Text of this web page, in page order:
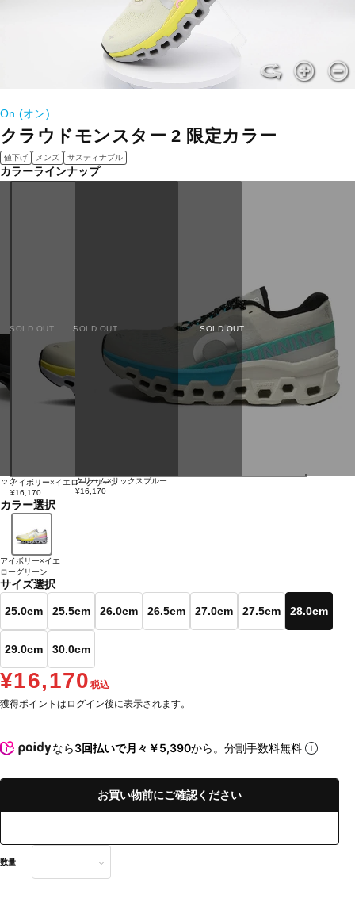
On (オン)
クラウドモンスター 2 限定カラー
値下げ メンズ サスティナブル
カラーラインナップ
SOLD OUT SOLD OUT
ク
アイボリー×イエローグリーン
¥16,170
SOLD OUT
クリーム×サックスブルー
¥16,170
カラー選択
アイボリー×イエ
ローグリーン
サイズ選択
25.0cm 25.5cm 26.0cm 26.5cm 27.0cm 27.5cm 28.0cm
29.0cm 30.0cm
¥16,170 税込
獲得ポイントはログイン後に表示されます。
なら3回払いで月々￥5,390から。分割手数料無料
お買い物前にご確認ください
数量